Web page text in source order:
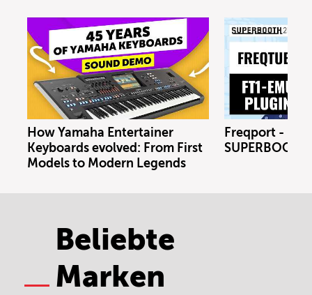
How Yamaha Entertainer
Keyboards evolved: From First
Models to Modern Legends
Freqport -
Beliebte
Marken